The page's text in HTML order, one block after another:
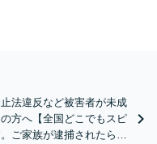
法違反など被害者が未成
方へ【全国どこでもスピ
ご家族が逮捕されたら一